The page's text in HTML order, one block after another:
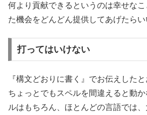
何より貢献できるというのは幸せな
た機会をどんどん提供してあげたらい
打ってはいけない
『構文どおりに書く』でお伝えした
ちょっとでもスペルを間違えると動
ルはもちろん、ほとんどの言語では